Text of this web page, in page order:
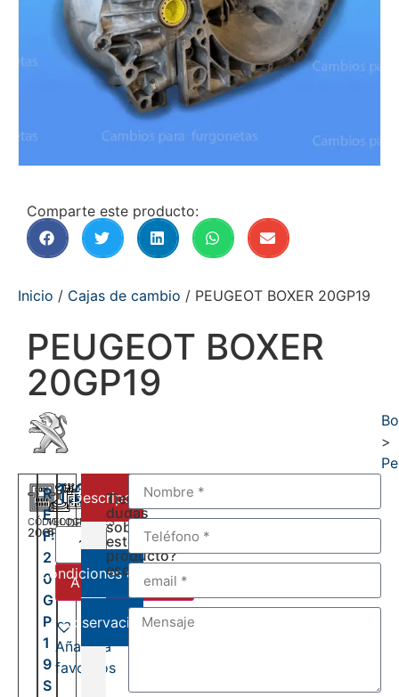
Comparte este producto:
Inicio / Cajas de cambio / PEUGEOT BOXER 20GP19
PEUGEOT BOXER
20GP19
>
CÓDIGO
20GP19
VELOCIDADES
6
DEL:
AL:
R
E
F:
2
0
G
P
1
9
S
1.000,00€
Añadir al carrito
Añadir a
favoritos
Descripción
Condiciones de venta
Observaciones
Tienes
dudas
sobre
este
producto?
escríbenos: